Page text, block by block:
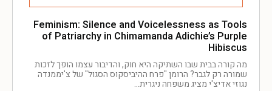
Feminism: Silence and Voicelessness as Tools
of Patriarchy in Chimamanda Adichie’s Purple
Hibiscus
מה קורה בבית שבו השתיקה היא חוק, והדיבור עצמו הופך לזכות
שמורה רק לגבר? הרומן "פרח ההיביסקוס הסגול" של צ'יממנדה
נגוזי אדיצ'י מציג משפחה ניגרית